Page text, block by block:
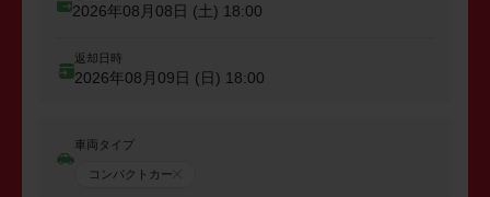
2026年08月08日 (土) 18:00
返却日時
2026年08月09日 (日) 18:00
車両タイプ
コンパクトカー